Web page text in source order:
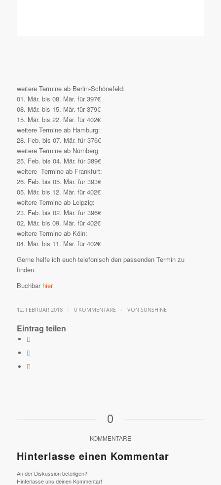
weitere Termine ab Berlin-Schönefeld:
01. Mär. bis 08. Mär. für 397€
08. Mär. bis 15. Mär. für 379€
15. Mär. bis 22. Mär. für 402€
weitere Termine ab Hamburg:
28. Feb. bis 07. Mär. für 376€
weitere Termine ab Nürnberg
25. Feb. bis 04. Mär. für 389€
weitere Termine ab Frankfurt:
26. Feb. bis 05. Mär. für 393€
05. Mär. bis 12. Mär. für 402€
weitere Termine ab Leipzig:
23. Feb. bis 02. Mär. für 396€
02. Mär. bis 09. Mär. für 402€
weitere Termine ab Köln:
04. Mär. bis 11. Mär. für 402€
Gerne helfe ich euch telefonisch den passenden Termin zu
finden.
Buchbar hier
12. FEBRUAR 2018 / 0 KOMMENTARE / VON SUNSHINE
Eintrag teilen
0
KOMMENTARE
Hinterlasse einen Kommentar
An der Diskussion beteiligen?
Hinterlasse uns deinen Kommentar!